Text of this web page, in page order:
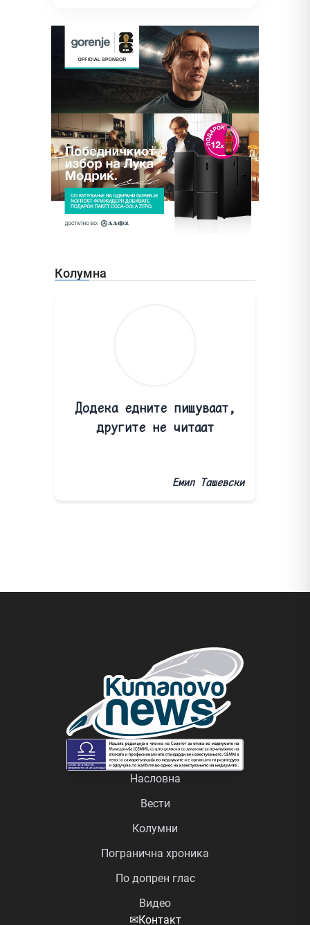
Колумна
Додека едните пишуваат,
другите не читаат
Емил Ташевски
Насловна
Вести
Колумни
Погранична хроника
По допрен глас
Видео
✉Контакт